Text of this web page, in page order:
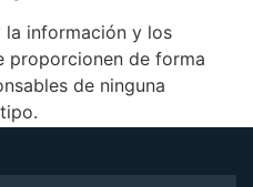
la información y los
proporcionen de forma
de ninguna